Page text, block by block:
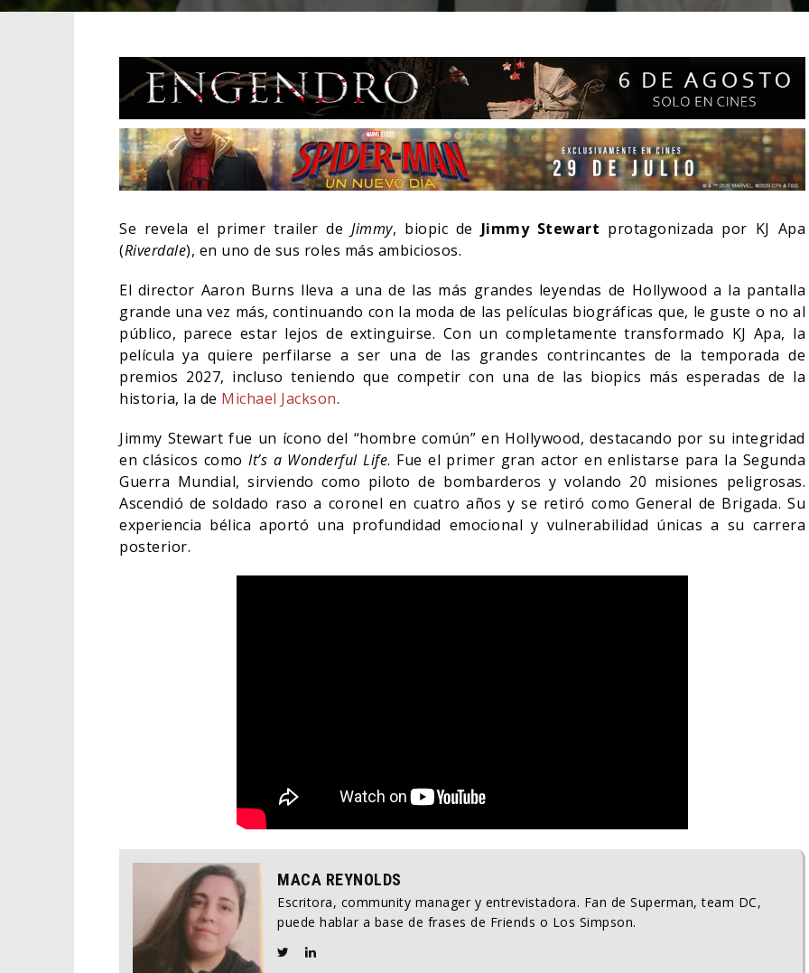
Se revela el primer trailer deJimmy, biopic de Jimmy Stewart protagonizada por KJ Apa
(Riverdale), en uno de sus roles más ambiciosos.
El director Aaron Burns lleva a una de las más grandes leyendas de Hollywood a la pantalla
grande una vez más, continuando con la moda de las películas biográficas que, le guste o no al
público, parece estar lejos de extinguirse. Con un completamente transformado KJ Apa, la
película ya quiere perfilarse a ser una de las grandes contrincantes de la temporada de
premios 2027, incluso teniendo que competir con una de las biopics más esperadas de la
historia, la de Michael Jackson.
Jimmy Stewart fue un ícono del “hombre común” en Hollywood, destacando por su integridad
en clásicos comoIt’s a Wonderful Life. Fue el primer gran actor en enlistarse para la Segunda
Guerra Mundial, sirviendo como piloto de bombarderos y volando 20 misiones peligrosas.
Ascendió de soldado raso a coronel en cuatro años y se retiró como General de Brigada. Su
experiencia bélica aportó una profundidad emocional y vulnerabilidad únicas a su carrera
posterior.
MACA REYNOLDS
Escritora, community manager y entrevistadora. Fan de Superman, team DC,
puede hablar a base de frases de Friends o Los Simpson.
ORLANDO BLOOM AFIRMA
HABER RECHAZADO SER
BATMAN
05/08/2026
SPIDER-MAN: UN NUEVO
DÍA ESTÁ IMPARABLE
CINE 05/08/2026